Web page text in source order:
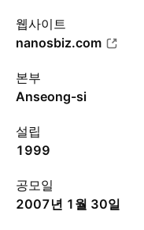
웹사이트
nanosbiz.com
본부
Anseong-si
설립
1999
공모일
2007년 1월 30일